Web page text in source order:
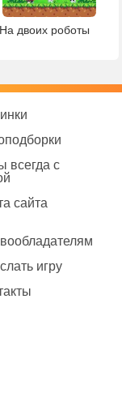
На двоих роботы
всегда с
сайта
игру